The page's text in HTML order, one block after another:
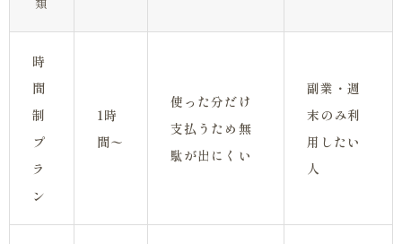
時
間
制
プ
ラ
ン
1時
間〜
使った分だけ
支払うため無
駄が出にくい
副業・週
末のみ利
用したい
人